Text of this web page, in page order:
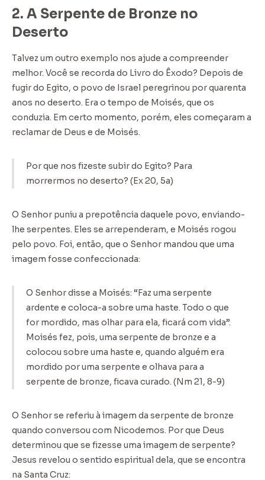
2. A Serpente de Bronze no
Deserto
Talvez um outro exemplo nos ajude a compreender
melhor. Você se recorda do Livro do Êxodo? Depois de
fugir do Egito, o povo de Israel peregrinou por quarenta
anos no deserto. Era o tempo de Moisés, que os
conduzia. Em certo momento, porém, eles começaram a
reclamar de Deus e de Moisés.
Por que nos fizeste subir do Egito? Para
morrermos no deserto? (Ex 20, 5a)
O Senhor puniu a prepotência daquele povo, enviando-
lhe serpentes. Eles se arrependeram, e Moisés rogou
pelo povo. Foi, então, que o Senhor mandou que uma
imagem fosse confeccionada:
O Senhor disse a Moisés: “Faz uma serpente
ardente e coloca-a sobre uma haste. Todo o que
for mordido, mas olhar para ela, ficará com vida”.
Moisés fez, pois, uma serpente de bronze e a
colocou sobre uma haste e, quando alguém era
mordido por uma serpente e olhava para a
serpente de bronze, ficava curado. (Nm 21, 8-9)
O Senhor se referiu à imagem da serpente de bronze
quando conversou com Nicodemos. Por que Deus
determinou que se fizesse uma imagem de serpente?
Jesus revelou o sentido espiritual dela, que se encontra
na Santa Cruz: